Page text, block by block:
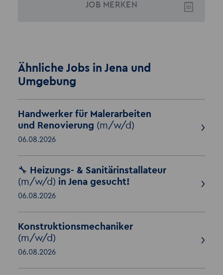
JOB MERKEN
Ähnliche Jobs in Jena und
Umgebung
Handwerker für Malerarbeiten
und Renovierung (m/w/d)
06.08.2026
🔧 Heizungs- & Sanitärinstallateur
(m/w/d) in Jena gesucht!
06.08.2026
Konstruktionsmechaniker
(m/w/d)
06.08.2026